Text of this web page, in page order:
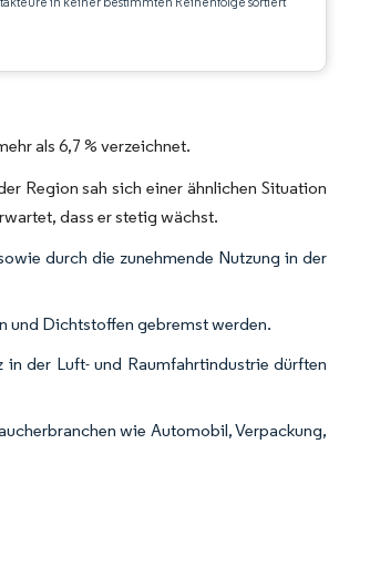
als 6,7 % verzeichnet.
Region sah sich einer ähnlichen Situation
dass er stetig wächst.
durch die zunehmende Nutzung in der
und Dichtstoffen gebremst werden.
der Luft- und Raumfahrtindustrie dürften
wie Automobil, Verpackung,